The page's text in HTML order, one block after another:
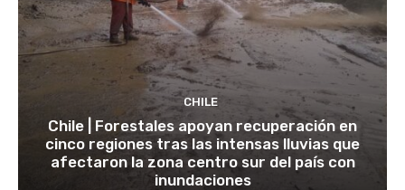
CHILE
Chile | Forestales apoyan recuperación en
cinco regiones tras las intensas lluvias que
afectaron la zona centro sur del país con
inundaciones